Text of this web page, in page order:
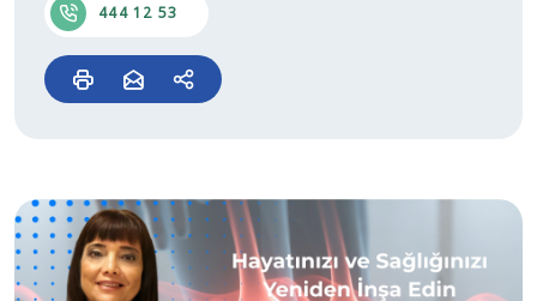
444 12 53